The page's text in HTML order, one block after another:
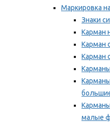
Маркировка
Знаки
Карман
Карман
Карман
малые